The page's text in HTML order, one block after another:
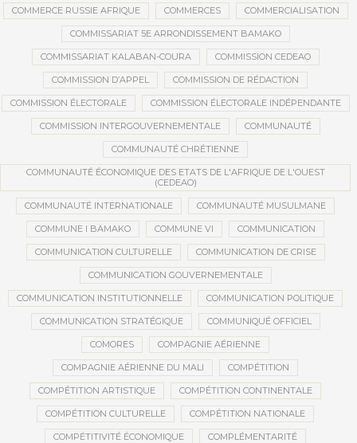
COMMERCE RUSSIE AFRIQUE COMMERCES COMMERCIALISATION
COMMISSARIAT 5E ARRONDISSEMENT BAMAKO
COMMISSARIAT KALABAN-COURA COMMISSION CEDEAO
COMMISSION D’APPEL COMMISSION DE RÉDACTION
COMMISSION ÉLECTORALE COMMISSION ÉLECTORALE INDÉPENDANTE
COMMISSION INTERGOUVERNEMENTALE COMMUNAUTÉ
COMMUNAUTÉ CHRÉTIENNE
COMMUNAUTÉ ÉCONOMIQUE DES ETATS DE L'AFRIQUE DE L'OUEST
(CEDEAO)
COMMUNAUTÉ INTERNATIONALE COMMUNAUTÉ MUSULMANE
COMMUNE I BAMAKO COMMUNE VI COMMUNICATION
COMMUNICATION CULTURELLE COMMUNICATION DE CRISE
COMMUNICATION GOUVERNEMENTALE
COMMUNICATION INSTITUTIONNELLE COMMUNICATION POLITIQUE
COMMUNICATION STRATÉGIQUE COMMUNIQUÉ OFFICIEL
COMORES COMPAGNIE AÉRIENNE
COMPAGNIE AÉRIENNE DU MALI COMPÉTITION
COMPÉTITION ARTISTIQUE COMPÉTITION CONTINENTALE
COMPÉTITION CULTURELLE COMPÉTITION NATIONALE
COMPÉTITIVITÉ ÉCONOMIQUE COMPLÉMENTARITÉ